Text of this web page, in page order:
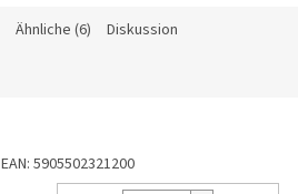
Ähnliche (6) Diskussion
EAN: 5905502321200